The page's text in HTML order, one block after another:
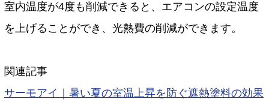
室内温度が4度も削減できると、エアコンの設定温度
を上げることができ、光熱費の削減ができます。
関連記事
サーモアイ｜暑い夏の室温上昇を防ぐ遮熱塗料の効果